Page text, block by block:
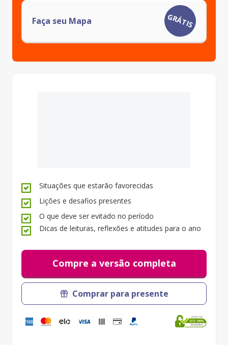
Faça seu Mapa GRÁTIS
Situações que estarão favorecidas
Lições e desafios presentes
O que deve ser evitado no período
Dicas de leituras, reflexões e atitudes para o ano
Compre a versão completa
Comprar para presente